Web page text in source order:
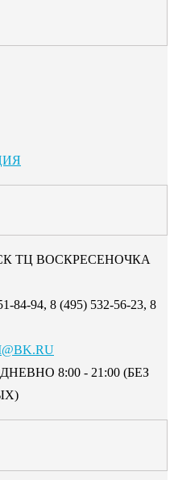
ТЦ ВОСКРЕСЕНОЧКА
84-94, 8 (495) 532-56-23, 8
8:00 - 21:00 (БЕЗ